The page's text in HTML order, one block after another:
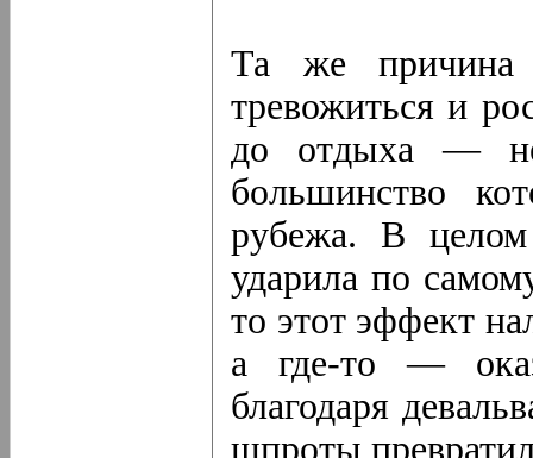
Та же причина
тревожиться и
до отдыха — не
большинство
рубежа. В
ударила по
то этот эффект
а где-то —
благодаря
шпроты